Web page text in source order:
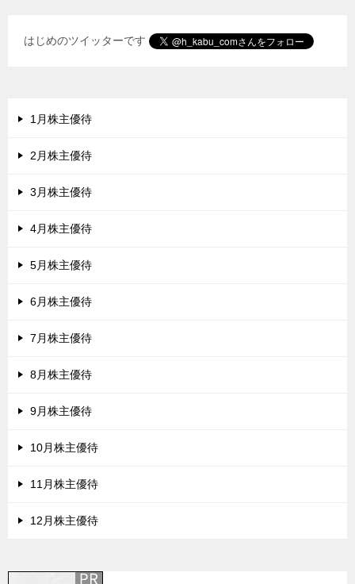
はじめのツイッターです
1月株主優待
2月株主優待
3月株主優待
4月株主優待
5月株主優待
6月株主優待
7月株主優待
8月株主優待
9月株主優待
10月株主優待
11月株主優待
12月株主優待